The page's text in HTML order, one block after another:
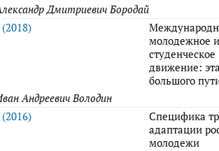
Дмитриевич Бородай
молодежное
студенческое
движение:
большого
Андреевич Володин
Специфика
адаптации
молодежи